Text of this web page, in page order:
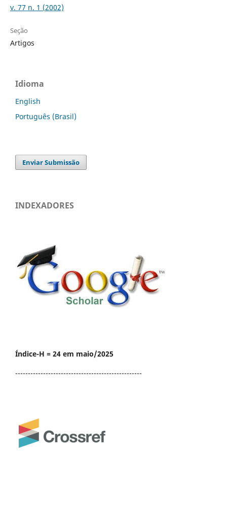
v. 77 n. 1 (2002)
Seção
Artigos
Idioma
English
Português (Brasil)
Enviar Submissão
INDEXADORES
Índice-H = 24 em maio/2025
--------------------------------------------------